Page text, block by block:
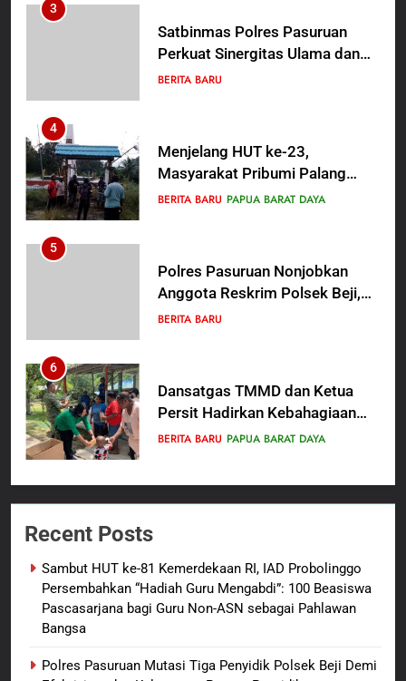
3
Satbinmas Polres Pasuruan
Perkuat Sinergitas Ulama dan
Umara Melalui Program Rabu
BERITA BARU
4
Menjelang HUT ke-23,
Masyarakat Pribumi Palang
Tugu Sejarah Trikora
BERITA BARU PAPUA BARAT DAYA
5
Polres Pasuruan Nonjobkan
Anggota Reskrim Polsek Beji,
Wujud Komitmen Transparansi
BERITA BARU
6
Dansatgas TMMD dan Ketua
Persit Hadirkan Kebahagiaan
bagi Mama-Mama dan Anak-
BERITA BARU PAPUA BARAT DAYA
7
dan Melanggar Aturan
BERITA BARU KABUPATEN SORONG
8
Tersangka Judol, Komitmen
Recent Posts
Sambut HUT ke-81 Kemerdekaan RI, IAD Probolinggo
Persembahkan “Hadiah Guru Mengabdi”: 100 Beasiswa
Pascasarjana bagi Guru Non-ASN sebagai Pahlawan
Bangsa
Polres Pasuruan Mutasi Tiga Penyidik Polsek Beji Demi